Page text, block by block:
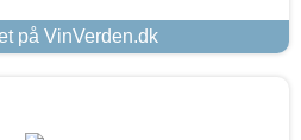
på VinVerden.dk